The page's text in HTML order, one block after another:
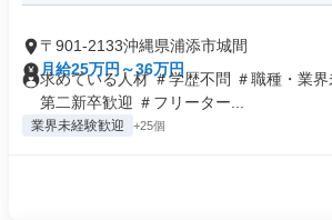
〒901-2133沖縄県浦添市城間
月給25万円～36万円
求めている人材 ＃学歴不問 ＃職種・業
第二新卒歓迎 ＃フリーター...
業界未経験歓迎 +25個